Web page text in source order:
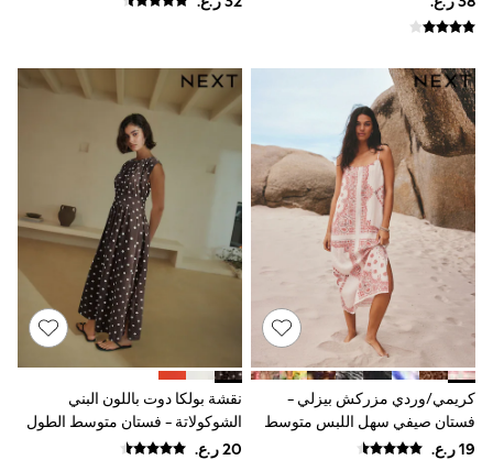
Coats & Jackets
Bags
Polo Shirts
Blue
Black
White
Grey
Green
Red
All Branded Schoolwear
adidas
Nike
Clarks
Start Rite
Smiggle
Eastpak
Bags & Backpacks
Caps
Belts
Bébé
كريمي/وردي مزركش بيزلي -
فستان صيفي سهل اللبس متوسط
الطول
نقشة بولكا دوت باللون البني
الشوكولاتة - فستان متوسط الطول